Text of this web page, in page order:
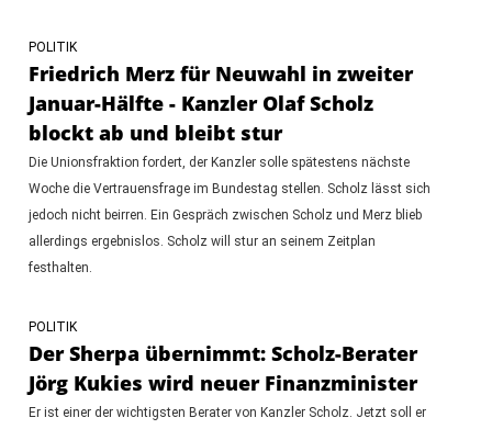
POLITIK
Friedrich Merz für Neuwahl in zweiter
Januar-Hälfte - Kanzler Olaf Scholz
blockt ab und bleibt stur
Die Unionsfraktion fordert, der Kanzler solle spätestens nächste
Woche die Vertrauensfrage im Bundestag stellen. Scholz lässt sich
jedoch nicht beirren. Ein Gespräch zwischen Scholz und Merz blieb
allerdings ergebnislos. Scholz will stur an seinem Zeitplan
festhalten.
POLITIK
Der Sherpa übernimmt: Scholz-Berater
Jörg Kukies wird neuer Finanzminister
Er ist einer der wichtigsten Berater von Kanzler Scholz. Jetzt soll er